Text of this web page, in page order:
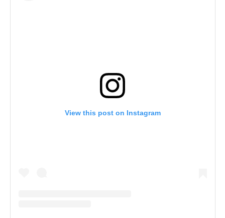
View this post on Instagram